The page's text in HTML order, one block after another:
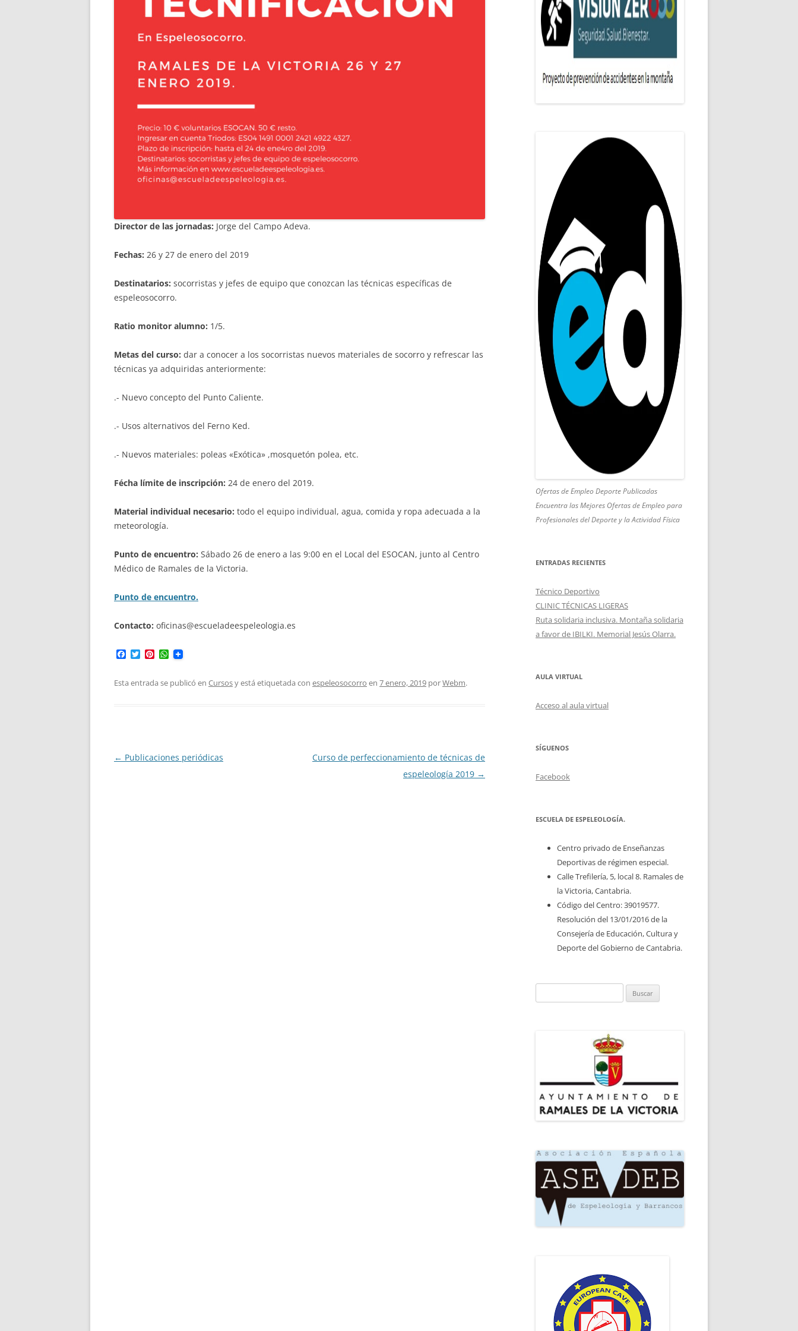
Director de las jornadas: Jorge del Campo Adeva.
Fechas: 26 y 27 de enero del 2019
Destinatarios: socorristas y jefes de equipo que conozcan las técnicas específicas de
espeleosocorro.
Ratio monitor alumno: 1/5.
Metas del curso: dar a conocer a los socorristas nuevos materiales de socorro y refrescar las
técnicas ya adquiridas anteriormente:
.- Nuevo concepto del Punto Caliente.
.- Usos alternativos del Ferno Ked.
.- Nuevos materiales: poleas «Exótica» ,mosquetón polea, etc.
Fécha límite de inscripción: 24 de enero del 2019.
Material individual necesario: todo el equipo individual, agua, comida y ropa adecuada a la
meteorología.
Punto de encuentro: Sábado 26 de enero a las 9:00 en el Local del ESOCAN, junto al Centro
Médico de Ramales de la Victoria.
Punto de encuentro.
Contacto: oficinas@escueladeespeleologia.es
e
T
t
P
t
W
t
Esta entrada se publicó en Cursosy está etiquetada con espeleosocorro en 7 enero, 2019 porWebm.
Navegación
← Publicaciones periódicas
Curso de perfeccionamiento de técnicas de
espeleología 2019 →
Ofertas de Empleo Deporte Publicadas
Encuentra las Mejores Ofertas de Empleo para
Profesionales del Deporte y la Actividad Física
ENTRADAS RECIENTES
Técnico Deportivo
CLINIC TÉCNICAS LIGERAS
Ruta solidaria inclusiva. Montaña solidaria
a favor de IBILKI. Memorial Jesús Olarra.
AULA VIRTUAL
Acceso al aula virtual
SÍGUENOS
Facebook
ESCUELA DE ESPELEOLOGÍA.
Centro privado de Enseñanzas
Deportivas de régimen especial.
Calle Trefilería, 5, local 8. Ramales de
la Victoria, Cantabria.
Código del Centro: 39019577.
Resolución del 13/01/2016 de la
Consejería de Educación, Cultura y
Deporte del Gobierno de Cantabria.